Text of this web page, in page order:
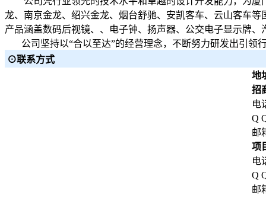
龙、南京金龙、绍兴金龙、烟台舒驰、安凯客车、云山客车
产品涵盖数码后视镜、、电子钟、扬声器、公交电子显示牌
公司坚持以“合以至达”的经营理念，不断努力研发出引领
⊙联系方式
地
招
电
Q
邮
项
电
Q
邮